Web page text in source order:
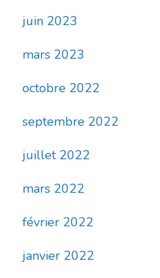
juin 2023
mars 2023
octobre 2022
septembre 2022
juillet 2022
mars 2022
février 2022
janvier 2022